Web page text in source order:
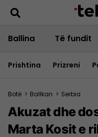
Ballina Të fundit
Prishtina Prizreni
Botë > Ballkan > Serbia
Akuzat dhe
Marta Kosit e